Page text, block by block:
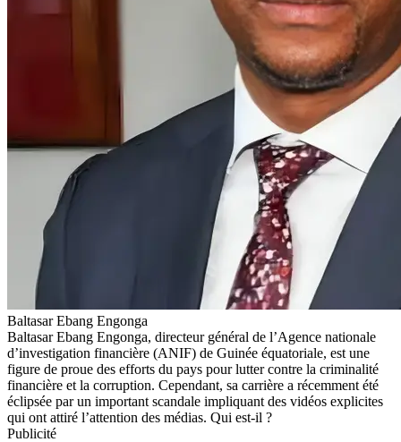
Baltasar Ebang Engonga
Baltasar Ebang Engonga, directeur général de l’Agence nationale
d’investigation financière (ANIF) de Guinée équatoriale, est une
figure de proue des efforts du pays pour lutter contre la criminalité
financière et la corruption. Cependant, sa carrière a récemment été
éclipsée par un important scandale impliquant des vidéos explicites
qui ont attiré l’attention des médias. Qui est-il ?
Publicité